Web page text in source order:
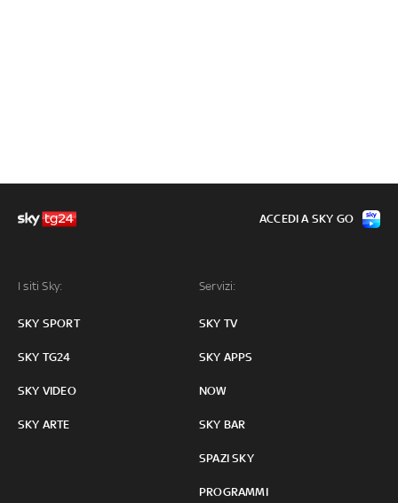
I siti Sky:
SKY SPORT
SKY TG24
SKY VIDEO
SKY ARTE
Servizi:
SKY TV
SKY APPS
NOW
SKY BAR
SPAZI SKY
PROGRAMMI
ACCEDI A SKY GO